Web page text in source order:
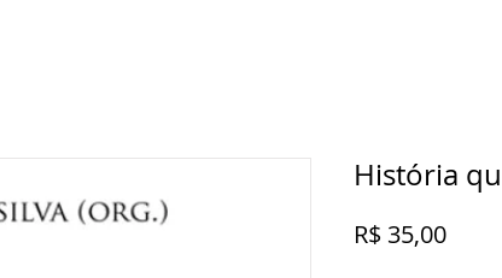
História
R$ 35,00Preço